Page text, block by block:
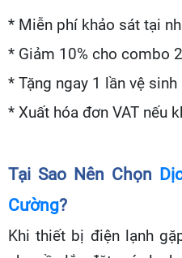
* Miễn phí khảo sát tại
* Giảm 10% cho combo
* Tặng ngay 1 lần vệ
* Xuất hóa đơn VAT nếu
Tại Sao Nên Chọn
Cường?
Khi thiết bị điện lạnh